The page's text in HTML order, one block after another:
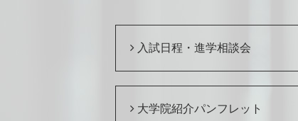
入試日程・進学相談会
大学院紹介パンフレット